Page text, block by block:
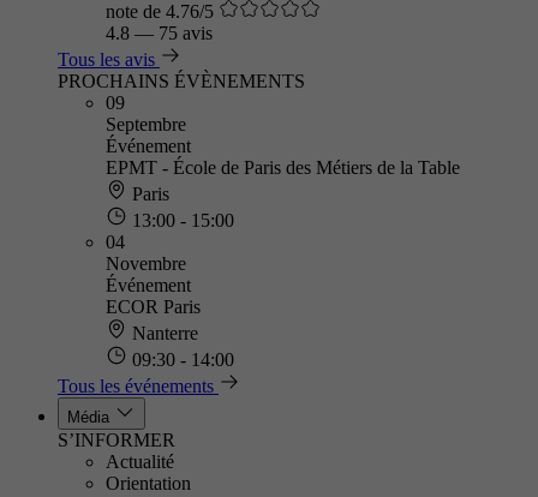
note de 4.76/5
4.8 — 75 avis
Tous les avis
PROCHAINS ÉVÈNEMENTS
09
Septembre
Événement
EPMT - École de Paris des Métiers de la Table
Paris
13:00 - 15:00
04
Novembre
Événement
ECOR Paris
Nanterre
09:30 - 14:00
Tous les événements
Média
S’INFORMER
Actualité
Orientation